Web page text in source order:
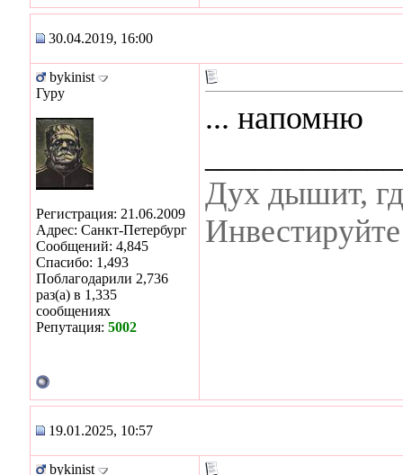
30.04.2019, 16:00
bykinist
Гуру
Регистрация: 21.06.2009
Адрес: Санкт-Петербург
Сообщений: 4,845
Спасибо: 1,493
Поблагодарили 2,736
раз(а) в 1,335
сообщениях
Репутация: 5002
... напомню
Дух дышит,
19.01.2025, 10:57
bykinist